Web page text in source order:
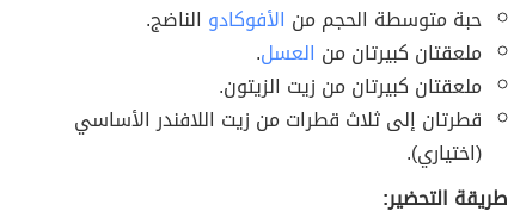
حبة متوسطة الحجم من الأفوكادو الناضج.
ملعقتان كبيرتان من العسل.
ملعقتان كبيرتان من زيت الزيتون.
قطرتان إلى ثلاث قطرات من زيت اللافندر الأساسي
(اختياري).
طريقة التحضير: